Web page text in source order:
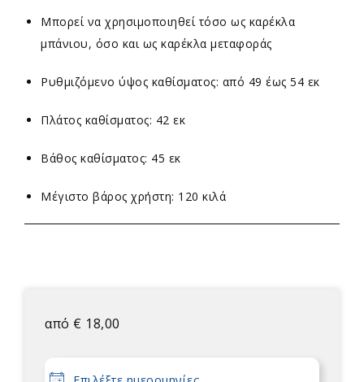
από € 18,00
Μπορεί να χρησιμοποιηθεί τόσο ως καρέκλα
μπάνιου, όσο και ως καρέκλα μεταφοράς
Ρυθμιζόμενο ύψος καθίσματος: από 49 έως 54 εκ
Πλάτος καθίσματος: 42 εκ
Βάθος καθίσματος: 45 εκ
Μέγιστο βάρος χρήστη: 120 κιλά